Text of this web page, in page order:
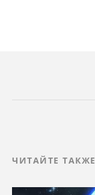
ЧИТАЙТЕ ТАКЖЕ